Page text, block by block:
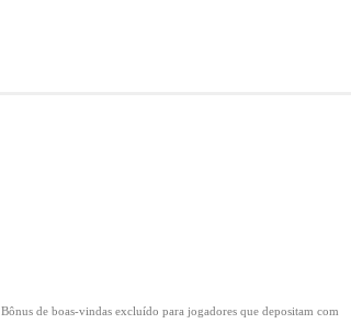
Bônus de boas-vindas excluído para jogadores que depositam com